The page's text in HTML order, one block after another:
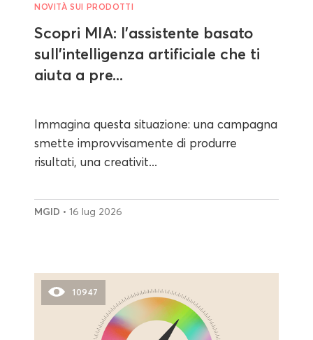
NOVITÀ SUI PRODOTTI
Scopri MIA: l’assistente basato
sull’intelligenza artificiale che ti
aiuta a pre...
Immagina questa situazione: una campagna
smette improvvisamente di produrre
risultati, una creativit...
MGID • 16 lug 2026
10947